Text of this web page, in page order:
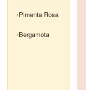
●Pimenta Rosa
●Bergamota